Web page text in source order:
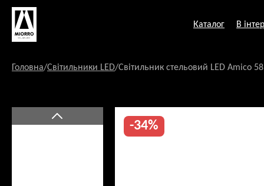
Перейти
змісту
Каталог В
Головна/Світильники LED/Світильник стельовий LED Amico
-34%